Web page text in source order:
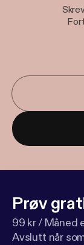
Prøv
99 kr / Måned
Avslutt når